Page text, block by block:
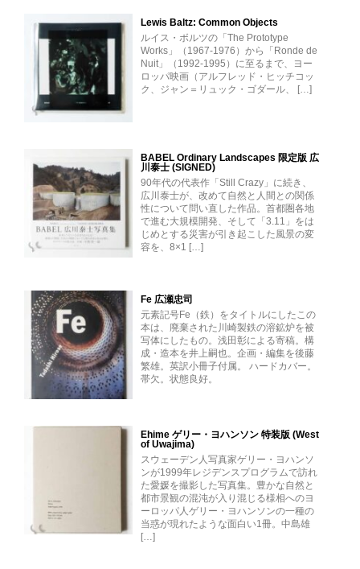
Lewis Baltz: Common Objects
ルイス・ボルツの「The Prototype
Works」（1967-1976）から「Ronde de
Nuit」（1992-1995）に至るまで、ヨー
ロッパ映画（アルフレッド・ヒッチコッ
ク、ジャン＝リュック・ゴダール、 […]
BABEL Ordinary Landscapes 限定版 広
川泰士 (SIGNED)
90年代の代表作「Still Crazy」に続き、
広川泰士が、改めて自然と人間との関係
性について問い直した作品。首都圏各地
で進む大規模開発、そして「3.11」をは
じめとする災害が引き起こした風景の変
容を、8×1 […]
Fe 広瀬忠司
元素記号Fe（鉄）をタイトルにしたこの
本は、廃棄された川崎製鉄の溶鉱炉を被
写体にしたもの。浅田彰による寄稿。構
成・造本を井上嗣也。企画・編集を後藤
繁雄。英訳小冊子付属。 ハードカバー。
帯欠。状態良好。
Ehime ゲリー・ヨハンソン 特装版 (West
of Uwajima)
スウェーデン人写真家ゲリー・ヨハンソ
ンが1999年レジデンスプログラムで訪れ
た愛媛を撮影した写真集。豊かな自然と
都市景観の混沌が入り混じる様相へのヨ
ーロッパ人ゲリー・ヨハンソンの一種の
当惑が現れたような面白い1冊。中島雄
[…]